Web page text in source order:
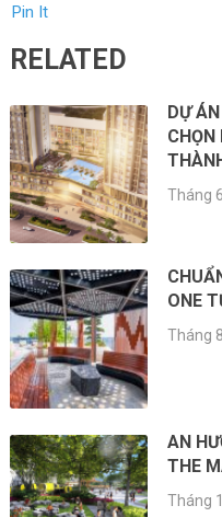
Pin It
RELATED
DỰ
CHỌN
Tháng
ONE
Tháng
AN
THE
Tháng